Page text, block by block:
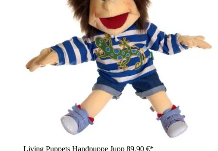
Living Puppets Handpuppe Jupp 89,90 €*